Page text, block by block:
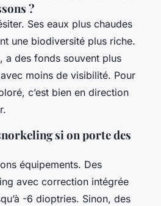
?
Ses eaux plus chaudes
une biodiversité plus riche.
a des fonds souvent plus
moins de visibilité. Pour
c’est bien en direction
si on porte des
équipements. Des
avec correction intégrée
-6 dioptries. Sinon, des